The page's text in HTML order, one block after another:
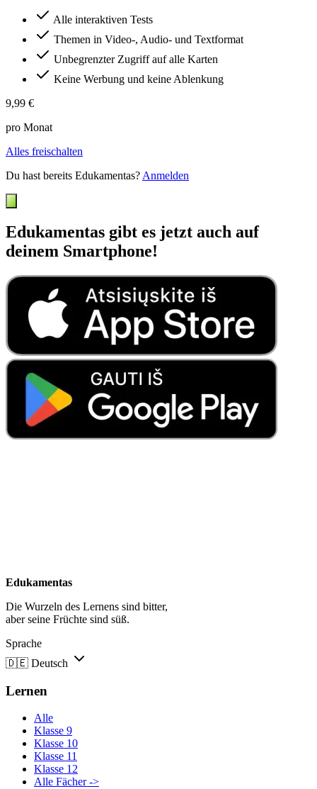
Alle interaktiven Tests
Themen in Video-, Audio- und Textformat
Unbegrenzter Zugriff auf alle Karten
Keine Werbung und keine Ablenkung
9,99 €
pro Monat
Alles freischalten
Du hast bereits Edukamentas? Anmelden
Edukamentas gibt es jetzt auch auf
deinem Smartphone!
Edukamentas
Die Wurzeln des Lernens sind bitter,
aber seine Früchte sind süß.
Sprache
🇩🇪 Deutsch
Lernen
Alle
Klasse 9
Klasse 10
Klasse 11
Klasse 12
Alle Fächer ->